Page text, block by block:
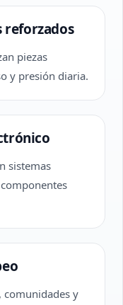
reforzados
piezas
y presión diaria.
sistemas
comunidades y